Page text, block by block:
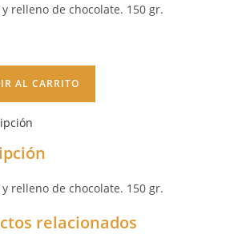
relleno de chocolate. 150 gr.
AL CARRITO
relleno de chocolate. 150 gr.
relacionados